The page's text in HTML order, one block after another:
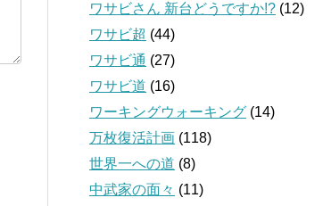
ワサビさん 新台どうですか!? (12)
ワサビ超 (44)
ワサビ通 (27)
ワサビ道 (16)
ワーキングウォーキング (14)
万枚復活計画 (118)
世界一への道 (8)
中武家の面々 (11)